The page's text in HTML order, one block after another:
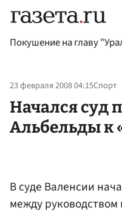
Покушение на главу
23 февраля 2008 04:15Спорт
Начался суд
Альбельды к
В суде Валенсии
между